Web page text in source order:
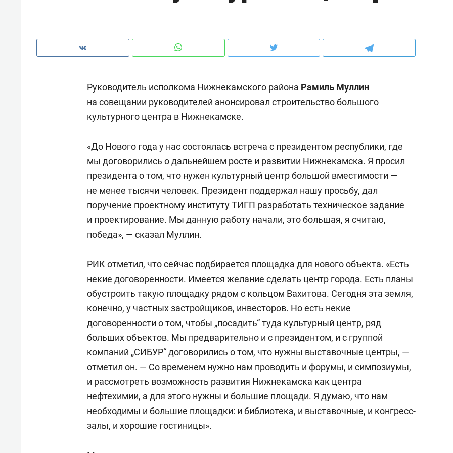
Руководитель исполкома Нижнекамского района Рамиль Муллин
на совещании руководителей анонсировал строительство большого
культурного центра в Нижнекамске.
«До Нового года у нас состоялась встреча с президентом республики, где
мы договорились о дальнейшем росте и развитии Нижнекамска. Я просил
президента о том, что нужен культурный центр большой вместимости —
не менее тысячи человек. Президент поддержал нашу просьбу, дал
поручение проектному институту ТИГП разработать техническое задание
и проектирование. Мы данную работу начали, это большая, я считаю,
победа», — сказал Муллин.
РИК отметил, что сейчас подбирается площадка для нового объекта. «Есть
некие договоренности. Имеется желание сделать центр города. Есть планы
обустроить такую площадку рядом с кольцом Вахитова. Сегодня эта земля,
конечно, у частных застройщиков, инвесторов. Но есть некие
договоренности о том, чтобы „посадить“ туда культурный центр, ряд
больших объектов. Мы предварительно и с президентом, и с группой
компаний „СИБУР“ договорились о том, что нужны выставочные центры, —
отметил он. — Со временем нужно нам проводить и форумы, и симпозиумы,
и рассмотреть возможность развития Нижнекамска как центра
нефтехимии, а для этого нужны и большие площади. Я думаю, что нам
необходимы и большие площадки: и библиотека, и выставочные, и конгресс-
залы, и хорошие гостиницы».
ниндзя-зал: как ТРЦ «Франт»
стал Меккой для любителей
Психотерапевт «Фороса»:
«Директорский невроз» –
когда человек не считает
свою сверхнагрузку
Наседкина: «Ремонт
с мебелью за 2